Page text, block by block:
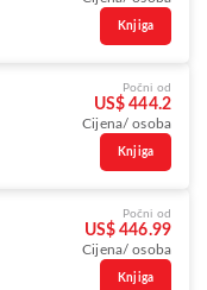
Knjiga
Počni od
US$ 444.2
Cijena/ osoba
Knjiga
Počni od
US$ 446.99
Cijena/ osoba
Knjiga